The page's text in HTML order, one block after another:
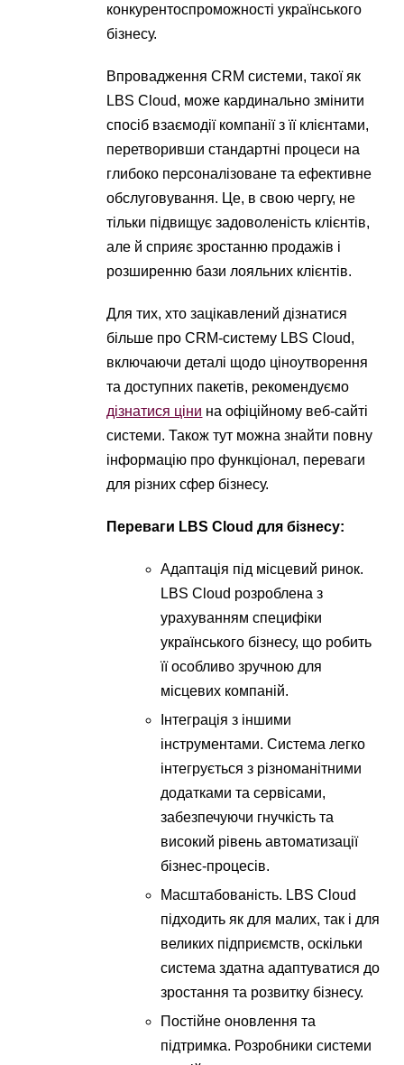
конкурентоспроможності українського
бізнесу.
Впровадження CRM системи, такої як
LBS Cloud, може кардинально змінити
спосіб взаємодії компанії з її клієнтами,
перетворивши стандартні процеси на
глибоко персоналізоване та ефективне
обслуговування. Це, в свою чергу, не
тільки підвищує задоволеність клієнтів,
але й сприяє зростанню продажів і
розширенню бази лояльних клієнтів.
Для тих, хто зацікавлений дізнатися
більше про CRM-систему LBS Cloud,
включаючи деталі щодо ціноутворення
та доступних пакетів, рекомендуємо
дізнатися ціни на офіційному веб-сайті
системи. Також тут можна знайти повну
інформацію про функціонал, переваги
для різних сфер бізнесу.
Переваги LBS Cloud для бізнесу:
Адаптація під місцевий ринок.
LBS Cloud розроблена з
урахуванням специфіки
українського бізнесу, що робить
її особливо зручною для
місцевих компаній.
Інтеграція з іншими
інструментами. Система легко
інтегрується з різноманітними
додатками та сервісами,
забезпечуючи гнучкість та
високий рівень автоматизації
бізнес-процесів.
Масштабованість. LBS Cloud
підходить як для малих, так і для
великих підприємств, оскільки
система здатна адаптуватися до
зростання та розвитку бізнесу.
Постійне оновлення та
підтримка. Розробники системи